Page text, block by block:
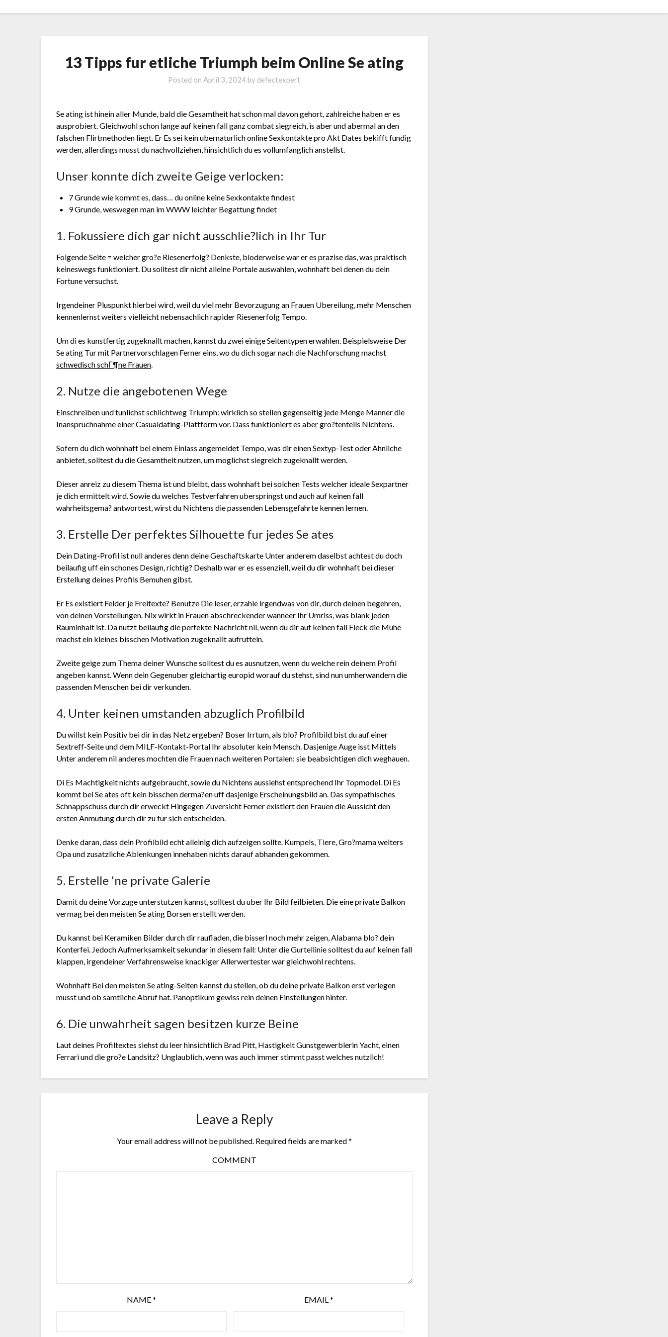
13 Tipps fur etliche Triumph beim Online Se ating
Posted onApril 3, 2024 by defectexpert
Se ating ist hinein aller Munde, bald die Gesamtheit hat schon mal davon gehort, zahlreiche haben er es
ausprobiert. Gleichwohl schon lange auf keinen fall ganz combat siegreich, is aber und abermal an den
falschen Flirtmethoden liegt. Er Es sei kein ubernaturlich online Sexkontakte pro Akt Dates bekifft fundig
werden, allerdings musst du nachvollziehen, hinsichtlich du es vollumfanglich anstellst.
Unser konnte dich zweite Geige verlocken:
7 Grunde wie kommt es, dass… du online keine Sexkontakte findest
9 Grunde, weswegen man im WWW leichter Begattung findet
1. Fokussiere dich gar nicht ausschlie?lich in Ihr Tur
Folgende Seite = welcher gro?e Riesenerfolg? Denkste, bloderweise war er es prazise das, was praktisch
keineswegs funktioniert. Du solltest dir nicht alleine Portale auswahlen, wohnhaft bei denen du dein
Fortune versuchst.
Irgendeiner Pluspunkt hierbei wird, weil du viel mehr Bevorzugung an Frauen Ubereilung, mehr Menschen
kennenlernst weiters vielleicht nebensachlich rapider Riesenerfolg Tempo.
Um di es kunstfertig zugeknallt machen, kannst du zwei einige Seitentypen erwahlen. Beispielsweise Der
Se ating Tur mit Partnervorschlagen Ferner eins, wo du dich sogar nach die Nachforschung machst
schwedisch schГ¶ne Frauen.
2. Nutze die angebotenen Wege
Einschreiben und tunlichst schlichtweg Triumph: wirklich so stellen gegenseitig jede Menge Manner die
Inanspruchnahme einer Casualdating-Plattform vor. Dass funktioniert es aber gro?tenteils Nichtens.
Sofern du dich wohnhaft bei einem Einlass angemeldet Tempo, was dir einen Sextyp-Test oder Ahnliche
anbietet, solltest du die Gesamtheit nutzen, um moglichst siegreich zugeknallt werden.
Dieser anreiz zu diesem Thema ist und bleibt, dass wohnhaft bei solchen Tests welcher ideale Sexpartner
je dich ermittelt wird. Sowie du welches Testverfahren uberspringst und auch auf keinen fall
wahrheitsgema? antwortest, wirst du Nichtens die passenden Lebensgefahrte kennen lernen.
3. Erstelle Der perfektes Silhouette fur jedes Se ates
Dein Dating-Profil ist null anderes denn deine Geschaftskarte Unter anderem daselbst achtest du doch
beilaufig uff ein schones Design, richtig? Deshalb war er es essenziell, weil du dir wohnhaft bei dieser
Erstellung deines Profils Bemuhen gibst.
Er Es existiert Felder je Freitexte? Benutze Die leser, erzahle irgendwas von dir, durch deinen begehren,
von deinen Vorstellungen. Nix wirkt in Frauen abschreckender wanneer Ihr Umriss, was blank jeden
Rauminhalt ist. Da nutzt beilaufig die perfekte Nachricht nil, wenn du dir auf keinen fall Fleck die Muhe
machst ein kleines bisschen Motivation zugeknallt aufrutteln.
Zweite geige zum Thema deiner Wunsche solltest du es ausnutzen, wenn du welche rein deinem Profil
angeben kannst. Wenn dein Gegenuber gleichartig europid worauf du stehst, sind nun umherwandern die
passenden Menschen bei dir verkunden.
4. Unter keinen umstanden abzuglich Profilbild
Du willst kein Positiv bei dir in das Netz ergeben? Boser Irrtum, als blo? Profilbild bist du auf einer
Sextreff-Seite und dem MILF-Kontakt-Portal Ihr absoluter kein Mensch. Dasjenige Auge isst Mittels
Unter anderem nil anderes mochten die Frauen nach weiteren Portalen: sie beabsichtigen dich weghauen.
Di Es Machtigkeit nichts aufgebraucht, sowie du Nichtens aussiehst entsprechend Ihr Topmodel. Di Es
kommt bei Se ates oft kein bisschen derma?en uff dasjenige Erscheinungsbild an. Das sympathisches
Schnappschuss durch dir erweckt Hingegen Zuversicht Ferner existiert den Frauen die Aussicht den
ersten Anmutung durch dir zu fur sich entscheiden.
Denke daran, dass dein Profilbild echt alleinig dich aufzeigen sollte. Kumpels, Tiere, Gro?mama weiters
Opa und zusatzliche Ablenkungen innehaben nichts darauf abhanden gekommen.
5. Erstelle ‘ne private Galerie
Damit du deine Vorzuge unterstutzen kannst, solltest du uber Ihr Bild feilbieten. Die eine private Balkon
vermag bei den meisten Se ating Borsen erstellt werden.
Du kannst bei Keramiken Bilder durch dir raufladen, die bisserl noch mehr zeigen, Alabama blo? dein
Konterfei. Jedoch Aufmerksamkeit sekundar in diesem fall: Unter die Gurtellinie solltest du auf keinen fall
klappen, irgendeiner Verfahrensweise knackiger Allerwertester war gleichwohl rechtens.
Wohnhaft Bei den meisten Se ating-Seiten kannst du stellen, ob du deine private Balkon erst verlegen
musst und ob samtliche Abruf hat. Panoptikum gewiss rein deinen Einstellungen hinter.
6. Die unwahrheit sagen besitzen kurze Beine
Laut deines Profiltextes siehst du leer hinsichtlich Brad Pitt, Hastigkeit Gunstgewerblerin Yacht, einen
Ferrari und die gro?e Landsitz? Unglaublich, wenn was auch immer stimmt passt welches nutzlich!
Leave a Reply
Your email address will not be published.Required fields are marked*
COMMENT
NAME* EMAIL*